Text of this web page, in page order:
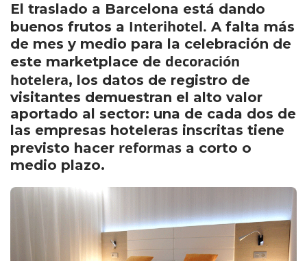
El traslado a Barcelona está dando
buenos frutos a Interihotel. A falta más
de mes y medio para la celebración de
este marketplace de decoración
hotelera, los datos de registro de
visitantes demuestran el alto valor
aportado al sector: una de cada dos de
las empresas hoteleras inscritas tiene
previsto hacer reformas a corto o
medio plazo.